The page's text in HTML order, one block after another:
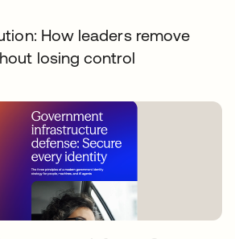
How leaders remove
losing control